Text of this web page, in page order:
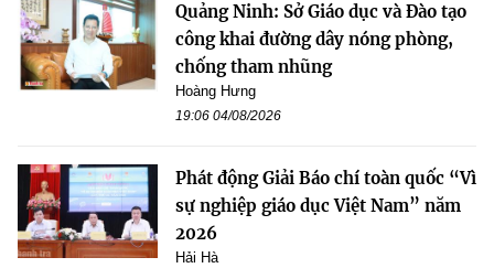
Quảng Ninh: Sở Giáo dục và Đào tạo
công khai đường dây nóng phòng,
chống tham nhũng
Hoàng Hưng
19:06 04/08/2026
Phát động Giải Báo chí toàn quốc “Vì
sự nghiệp giáo dục Việt Nam” năm
2026
Hải Hà